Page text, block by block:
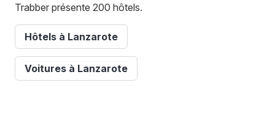
Trabber présente 200 hôtels.
Hôtels à Lanzarote
Voitures à Lanzarote